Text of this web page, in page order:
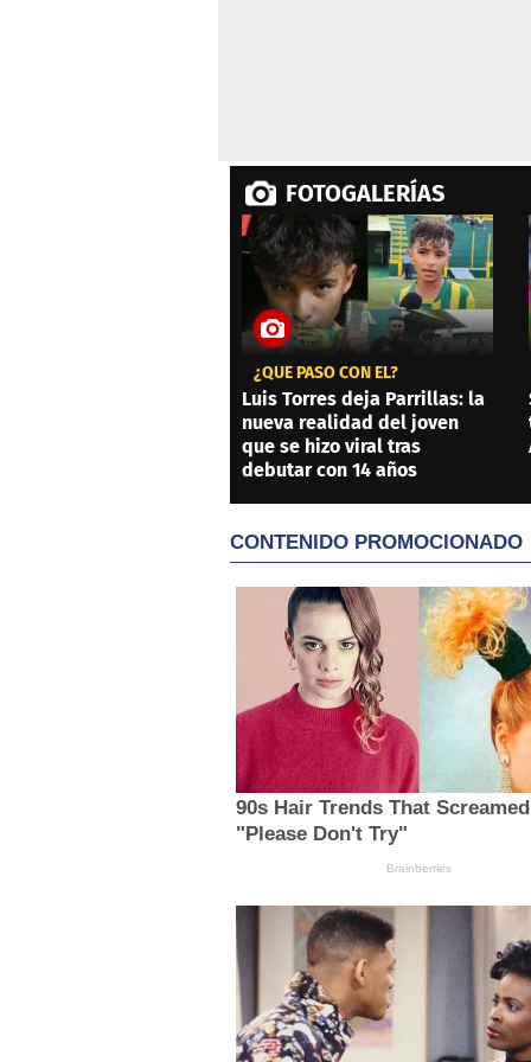
FOTOGALERÍAS
¿QUÉ PASÓ CON ÉL?
Luis Torres deja Parrillas: la
nueva realidad del joven
que se hizo viral tras
debutar con 14 años